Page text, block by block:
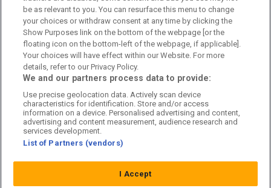
Annonsera på Fotbolldirekt
Redaktionell policy
Personuppgiftspolicy
Cookiepolicy
Arkiv
be as relevant to you. You can resurface this menu to change
your choices or withdraw consent at any time by clicking the
Show Purposes link on the bottom of the webpage [or the
floating icon on the bottom-left of the webpage, if applicable].
Your choices will have effect within our Website. For more
details, refer to our Privacy Policy.
We and our partners process data to provide:
Use precise geolocation data. Actively scan device
characteristics for identification. Store and/or access
information on a device. Personalised advertising and content,
advertising and content measurement, audience research and
services development.
List of Partners (vendors)
I Accept